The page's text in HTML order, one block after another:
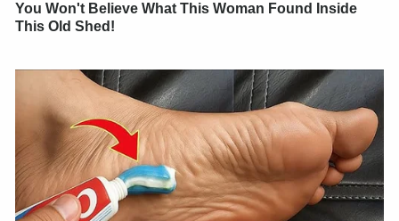
You Won't Believe What This Woman Found Inside
This Old Shed!